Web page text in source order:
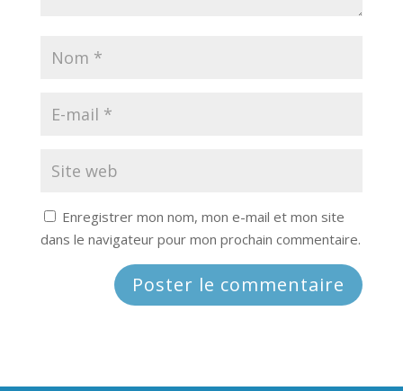
Enregistrer mon nom, mon e-mail et mon site
dans le navigateur pour mon prochain commentaire.